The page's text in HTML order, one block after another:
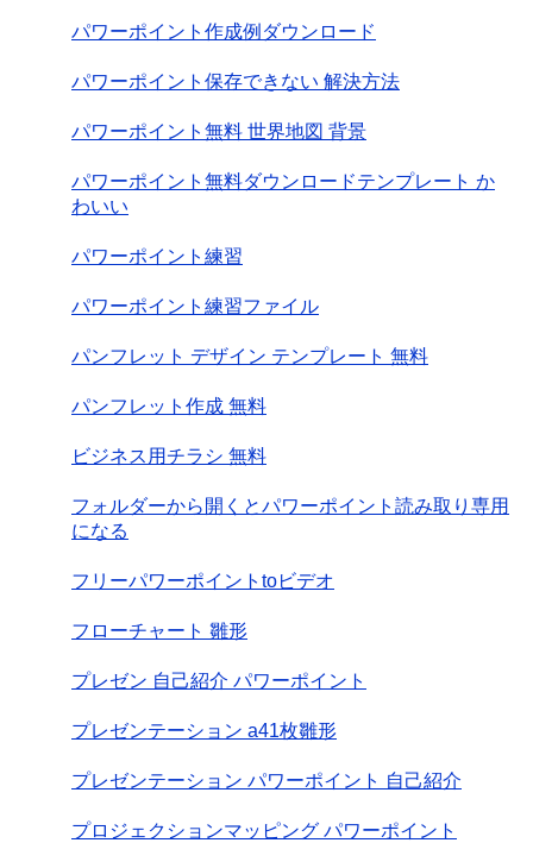
パワーポイント作成例ダウンロード
パワーポイント保存できない 解決方法
パワーポイント無料 世界地図 背景
パワーポイント無料ダウンロードテンプレート か
わいい
パワーポイント練習
パワーポイント練習ファイル
パンフレット デザイン テンプレート 無料
パンフレット作成 無料
ビジネス用チラシ 無料
フォルダーから開くとパワーポイント読み取り専用
になる
フリーパワーポイントtoビデオ
フローチャート 雛形
プレゼン 自己紹介 パワーポイント
プレゼンテーション a41枚雛形
プレゼンテーション パワーポイント 自己紹介
プロジェクションマッピング パワーポイント